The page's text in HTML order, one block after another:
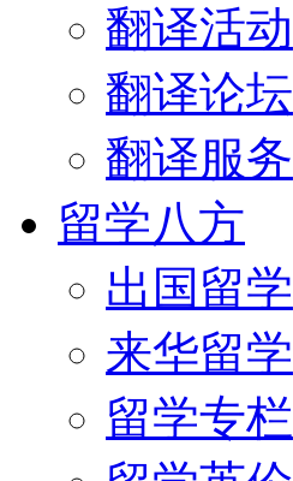
翻译活动
翻译论坛
翻译服务
留学八方
出国留学
来华留学
留学专栏